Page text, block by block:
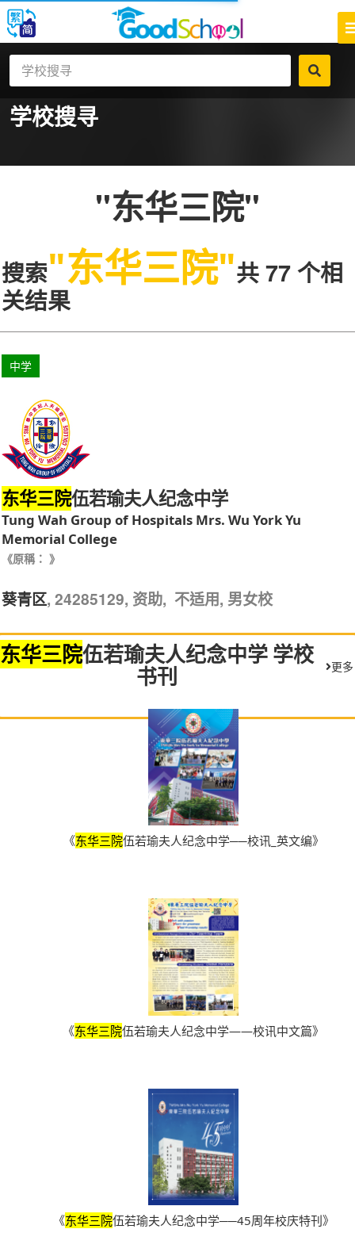
学校搜寻
"东华三院"
搜索"东华三院"共 77 个相
关结果
中学
东华三院伍若瑜夫人纪念中学
Tung Wah Group of Hospitals Mrs. Wu York Yu
Memorial College
《原稱： 》
葵青区, 24285129, 资助, 不适用, 男女校
更多
东华三院伍若瑜夫人纪念中学 学校
书刊
《东华三院伍若瑜夫人纪念中学──校讯_英文编》
《东华三院伍若瑜夫人纪念中学——校讯中文篇》
《东华三院伍若瑜夫人纪念中学──45周年校庆特刊》